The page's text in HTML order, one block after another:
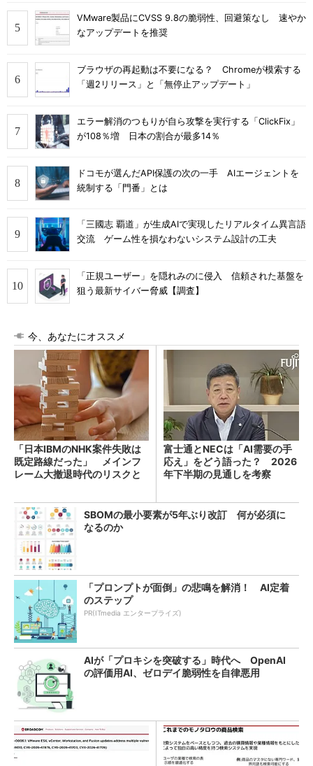
VMware製品にCVSS 9.8の脆弱性、回避策なし 速やか
なアップデートを推奨
ブラウザの再起動は不要になる？ Chromeが模索する
「週2リリース」と「無停止アップデート」
エラー解消のつもりが自ら攻撃を実行する「ClickFix」
が108％増 日本の割合が最多14％
ドコモが選んだAPI保護の次の一手 AIエージェントを
統制する「門番」とは
「三國志 覇道」が生成AIで実現したリアルタイム異言語
交流 ゲーム性を損なわないシステム設計の工夫
「正規ユーザー」を隠れみのに侵入 信頼された基盤を
狙う最新サイバー脅威【調査】
今、あなたにオススメ
「日本IBMのNHK案件失敗は
既定路線だった」 メインフ
レーム大撤退時代のリスクと
富士通とNECは「AI需要の手
応え」をどう語った？ 2026
年下半期の見通しを考察
SBOMの最小要素が5年ぶり改訂 何が必須に
なるのか
「プロンプトが面倒」の悲鳴を解消！ AI定着
のステップ
PR(ITmedia エンタープライズ)
AIが「プロキシを突破する」時代へ OpenAI
の評価用AI、ゼロデイ脆弱性を自律悪用